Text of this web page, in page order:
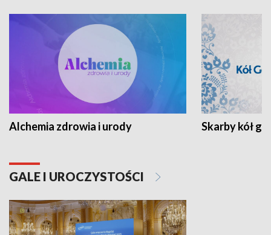
Alchemia zdrowia i urody Skarby kół
GALE I UROCZYSTOŚCI